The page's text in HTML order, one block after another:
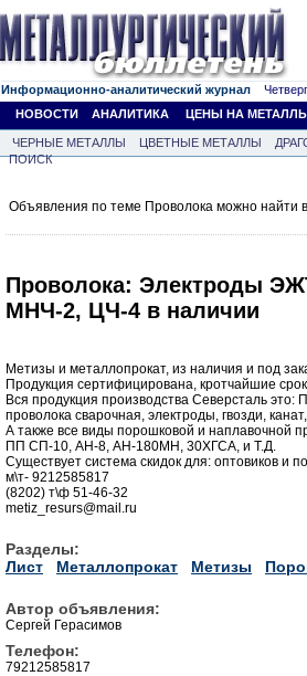
Информационно-аналитический журнал
НОВОСТИ
АНАЛИТИКА ЦЕНЫ НА
ЧЕРНЫЕ МЕТАЛЛЫ ЦВЕТНЫЕ МЕТАЛЛЫ
ПОИСК
Объявления по теме Проволока можно найти
Проволока: Электроды
МНЧ-2, ЦЧ-4 в наличии
Метизы и металлопрокат, из наличия и под
Продукция сертифицирована, кротчайшие
Вся продукция производства Северсталь это:
проволока сварочная, электроды, гвозди,
А также все виды порошковой и наплавочной
ПП СП-10, АН-8, АН-180МН, 30ХГСА, и Т.Д.
Существует система скидок для: оптовиков и
м\т- 9212585817
(8202) т\ф 51-46-32
metiz_resurs@mail.ru
Разделы:
Лист
Металлопрокат Метизы
Автор объявления:
Сергей Герасимов
Телефон:
79212585817